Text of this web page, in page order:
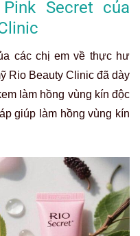
Secret của
các chị em về thực hư
Rio Beauty Clinic đã dày
làm hồng vùng kín độc
giúp làm hồng vùng kín